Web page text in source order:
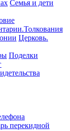
Семья и дети
Церковь.
Поделки
перекидной